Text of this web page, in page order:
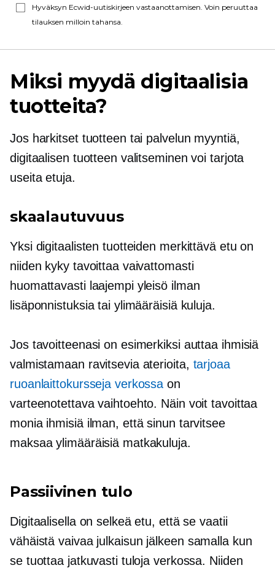
Hyväksyn Ecwid-uutiskirjeen vastaanottamisen. Voin peruuttaa
tilauksen milloin tahansa.
Miksi myydä digitaalisia
tuotteita?
Jos harkitset tuotteen tai palvelun myyntiä,
digitaalisen tuotteen valitseminen voi tarjota
useita etuja.
skaalautuvuus
Yksi digitaalisten tuotteiden merkittävä etu on
niiden kyky tavoittaa vaivattomasti
huomattavasti laajempi yleisö ilman
lisäponnistuksia tai ylimääräisiä kuluja.
Jos tavoitteenasi on esimerkiksi auttaa ihmisiä
valmistamaan ravitsevia aterioita, tarjoaa
ruoanlaittokursseja verkossa on
varteenotettava vaihtoehto. Näin voit tavoittaa
monia ihmisiä ilman, että sinun tarvitsee
maksaa ylimääräisiä matkakuluja.
Passiivinen tulo
Digitaalisella on selkeä etu, että se vaatii
vähäistä vaivaa julkaisun jälkeen samalla kun
se tuottaa jatkuvasti tuloja verkossa. Niiden